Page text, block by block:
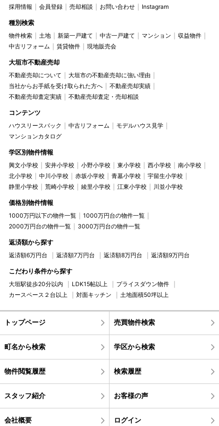
採用情報
会員登録 売却相談 お問い合わせ Instagram
種別検索
物件検索 土地 新築一戸建て 中古一戸建て マンション
収益物件
中古リフォーム
賃貸物件 現地販売会
大垣市不動産売却
不動産売却について
大垣市の不動産売却に強い理由
当社からお手紙を受け取られた方へ
不動産売却実績
不動産売却査定実績
不動産売却査定・売却相談
コンテンツ
ハウスリースバック 中古リフォーム
モデルハウス見学
マンションカタログ
学区別物件情報
興文小学校 安井小学校 小野小学校 東小学校 西小学校
南小学校
北小学校
中川小学校 赤坂小学校 青墓小学校
宇留生小学校
静里小学校
荒崎小学校 綾里小学校 江東小学校 川並小学校
価格別物件情報
1000万円以下の物件一覧
1000万円台の物件一覧
2000万円台の物件一覧
3000万円台の物件一覧
返済額から探す
返済額6万円台 返済額7万円台 返済額8万円台 返済額9万円台
こだわり条件から探す
大垣駅徒歩20分以内 LDK15帖以上
プライスダウン物件
カースペース２台以上
対面キッチン 土地面積50坪以上
トップページ 売買物件検索
町名から検索 学区から検索
物件閲覧履歴 検索履歴
スタッフ紹介 お客様の声
会社概要 ログイン